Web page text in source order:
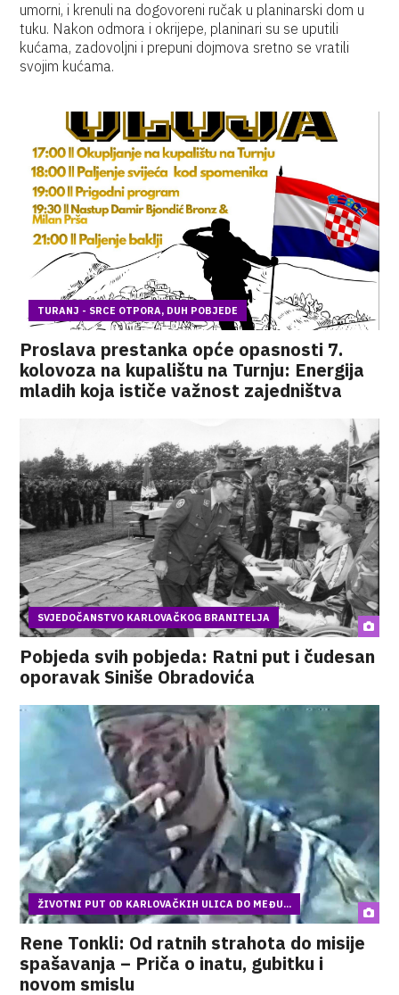
umorni, i krenuli na dogovoreni ručak u planinarski dom u
tuku. Nakon odmora i okrijepe, planinari su se uputili
kućama, zadovoljni i prepuni dojmova sretno se vratili
svojim kućama.
TURANJ - SRCE OTPORA, DUH POBJEDE
Proslava prestanka opće opasnosti 7.
kolovoza na kupalištu na Turnju: Energija
mladih koja ističe važnost zajedništva
SVJEDOČANSTVO KARLOVAČKOG BRANITELJA
Pobjeda svih pobjeda: Ratni put i čudesan
oporavak Siniše Obradovića
ŽIVOTNI PUT OD KARLOVAČKIH ULICA DO MEĐU...
Rene Tonkli: Od ratnih strahota do misije
spašavanja – Priča o inatu, gubitku i
novom smislu